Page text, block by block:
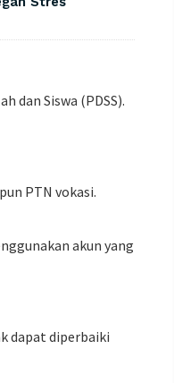
dan Siswa (PDSS).
PTN vokasi.
akun yang
dapat diperbaiki